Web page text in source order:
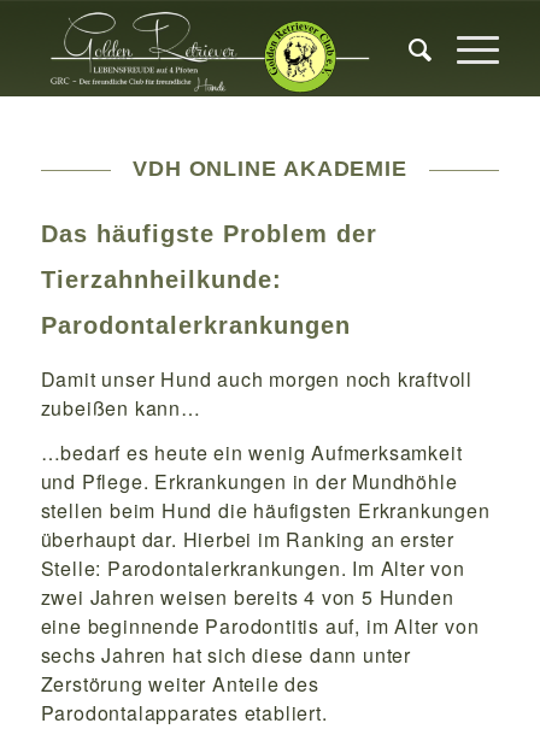
VDH ONLINE AKADEMIE
Das häufigste Problem der
Tierzahnheilkunde:
Parodontalerkrankungen
Damit unser Hund auch morgen noch kraftvoll
zubeißen kann…
…bedarf es heute ein wenig Aufmerksamkeit
und Pflege. Erkrankungen in der Mundhöhle
stellen beim Hund die häufigsten Erkrankungen
überhaupt dar. Hierbei im Ranking an erster
Stelle: Parodontalerkrankungen. Im Alter von
zwei Jahren weisen bereits 4 von 5 Hunden
eine beginnende Parodontitis auf, im Alter von
sechs Jahren hat sich diese dann unter
Zerstörung weiter Anteile des
Parodontalapparates etabliert.